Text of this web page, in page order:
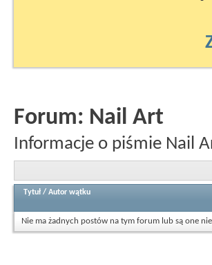
Forum: Nail Art
Informacje o piśmie Nail
Tytuł / Autor wątku
Nie ma żadnych postów na tym forum lub są one